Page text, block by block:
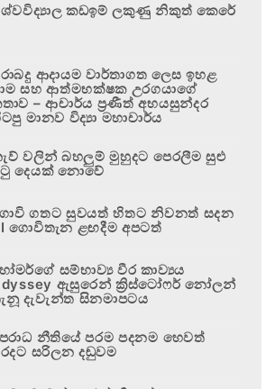
කඩඉම් ලකුණු නිකුත් කෙරේ
ආදායම වාර්තාගත ලෙස ඉහළ
සහ ආත්මභක්ෂක උරගයාගේ
– ආචාර්ය ප්‍රණීත් අභයසුන්දර
මානව විද්‍යා මහාචාර්ය
වලින් බහලුම් මුහුදට පෙරලීම සුළු
දෙයක් නොවේ
ගතට සුවයත් හිතට නිවනත් සදන
ගොවිතැන ළඟදීම අපටත්
සම්භාව්‍ය වීර කාව්‍යය
ඇසුරෙන් ක්‍රිස්ටෝෆර් නෝලන්
දැවැන්ත සිනමාපටය
නීතියේ පරම පදනම හෙවත්
සරිලන දඬුවම